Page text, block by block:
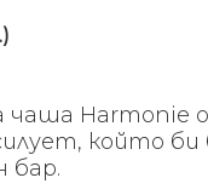
Harmonie
който би
бар.